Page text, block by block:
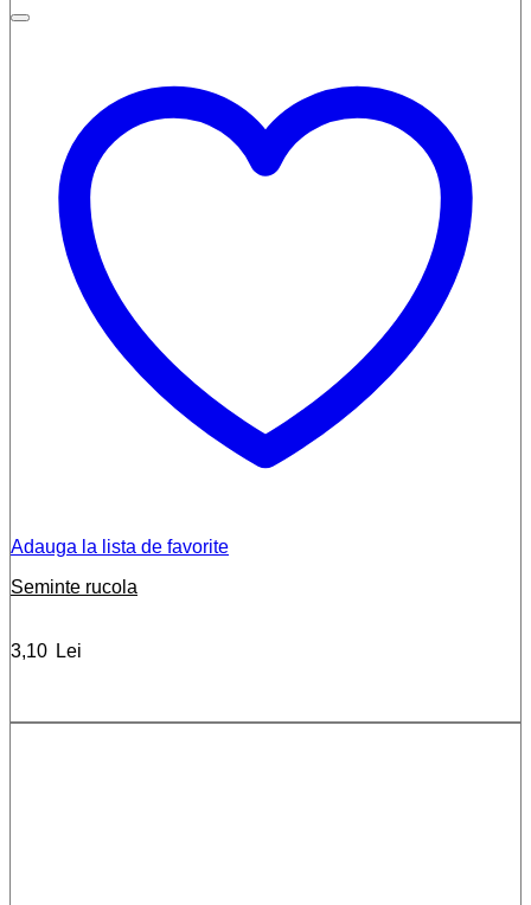
Adauga la lista de favorite
Seminte rucola
3,10 Lei